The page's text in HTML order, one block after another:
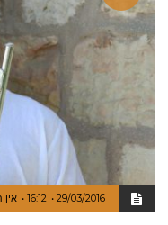
29/03/2016
16:12 אין